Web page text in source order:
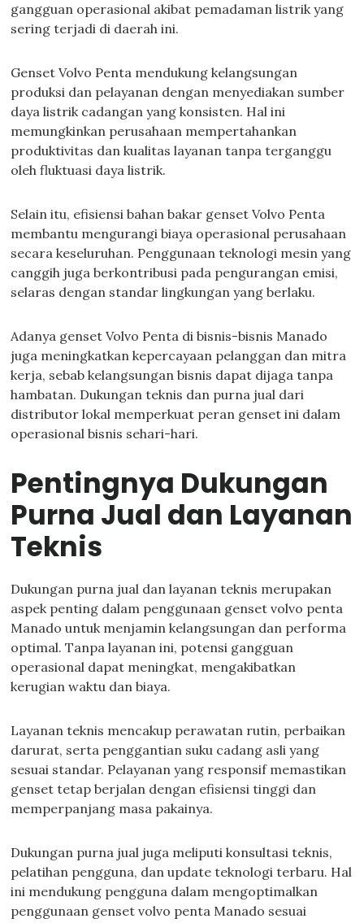
gangguan operasional akibat pemadaman listrik yang
sering terjadi di daerah ini.
Genset Volvo Penta mendukung kelangsungan
produksi dan pelayanan dengan menyediakan sumber
daya listrik cadangan yang konsisten. Hal ini
memungkinkan perusahaan mempertahankan
produktivitas dan kualitas layanan tanpa terganggu
oleh fluktuasi daya listrik.
Selain itu, efisiensi bahan bakar genset Volvo Penta
membantu mengurangi biaya operasional perusahaan
secara keseluruhan. Penggunaan teknologi mesin yang
canggih juga berkontribusi pada pengurangan emisi,
selaras dengan standar lingkungan yang berlaku.
Adanya genset Volvo Penta di bisnis-bisnis Manado
juga meningkatkan kepercayaan pelanggan dan mitra
kerja, sebab kelangsungan bisnis dapat dijaga tanpa
hambatan. Dukungan teknis dan purna jual dari
distributor lokal memperkuat peran genset ini dalam
operasional bisnis sehari-hari.
Pentingnya Dukungan
Purna Jual dan Layanan
Teknis
Dukungan purna jual dan layanan teknis merupakan
aspek penting dalam penggunaan genset volvo penta
Manado untuk menjamin kelangsungan dan performa
optimal. Tanpa layanan ini, potensi gangguan
operasional dapat meningkat, mengakibatkan
kerugian waktu dan biaya.
Layanan teknis mencakup perawatan rutin, perbaikan
darurat, serta penggantian suku cadang asli yang
sesuai standar. Pelayanan yang responsif memastikan
genset tetap berjalan dengan efisiensi tinggi dan
memperpanjang masa pakainya.
Dukungan purna jual juga meliputi konsultasi teknis,
pelatihan pengguna, dan update teknologi terbaru. Hal
ini mendukung pengguna dalam mengoptimalkan
penggunaan genset volvo penta Manado sesuai